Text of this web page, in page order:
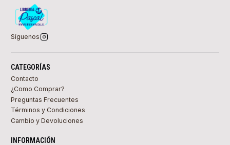
Síguenos
CATEGORÍAS
Contacto
¿Como Comprar?
Preguntas Frecuentes
Términos y Condiciones
Cambio y Devoluciones
INFORMACIÓN